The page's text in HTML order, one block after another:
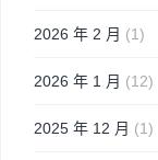
2026 年 2 月 (1)
2026 年 1 月 (12)
2025 年 12 月 (1)